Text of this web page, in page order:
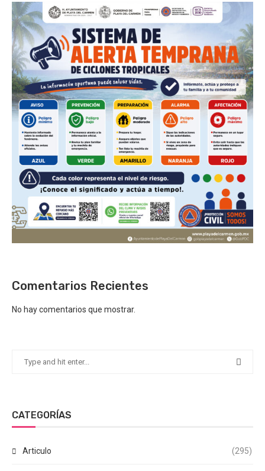
Comentarios Recientes
No hay comentarios que mostrar.
CATEGORÍAS
Articulo (295)